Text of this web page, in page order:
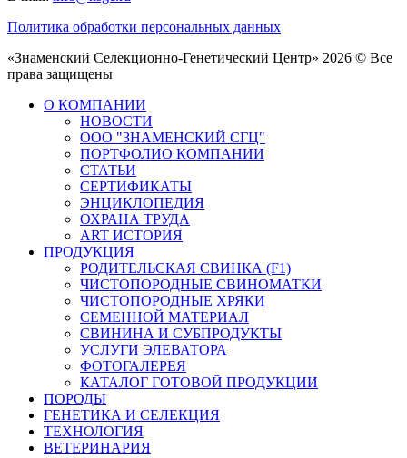
Политика обработки персональных данных
«Знаменский Селекционно-Генетический Центр» 2026 © Все
права защищены
О КОМПАНИИ
НОВОСТИ
ООО "ЗНАМЕНСКИЙ СГЦ"
ПОРТФОЛИО КОМПАНИИ
СТАТЬИ
СЕРТИФИКАТЫ
ЭНЦИКЛОПЕДИЯ
ОХРАНА ТРУДА
ART ИСТОРИЯ
ПРОДУКЦИЯ
РОДИТЕЛЬСКАЯ СВИНКА (F1)
ЧИСТОПОРОДНЫЕ СВИНОМАТКИ
ЧИСТОПОРОДНЫЕ ХРЯКИ
СЕМЕННОЙ МАТЕРИАЛ
СВИНИНА И СУБПРОДУКТЫ
УСЛУГИ ЭЛЕВАТОРА
ФОТОГАЛЕРЕЯ
КАТАЛОГ ГОТОВОЙ ПРОДУКЦИИ
ПОРОДЫ
ГЕНЕТИКА И СЕЛЕКЦИЯ
ТЕХНОЛОГИЯ
ВЕТЕРИНАРИЯ